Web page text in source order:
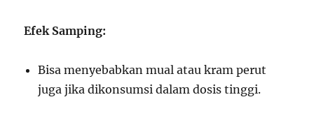
Efek Samping:
Bisa menyebabkan mual atau kram perut
juga jika dikonsumsi dalam dosis tinggi.